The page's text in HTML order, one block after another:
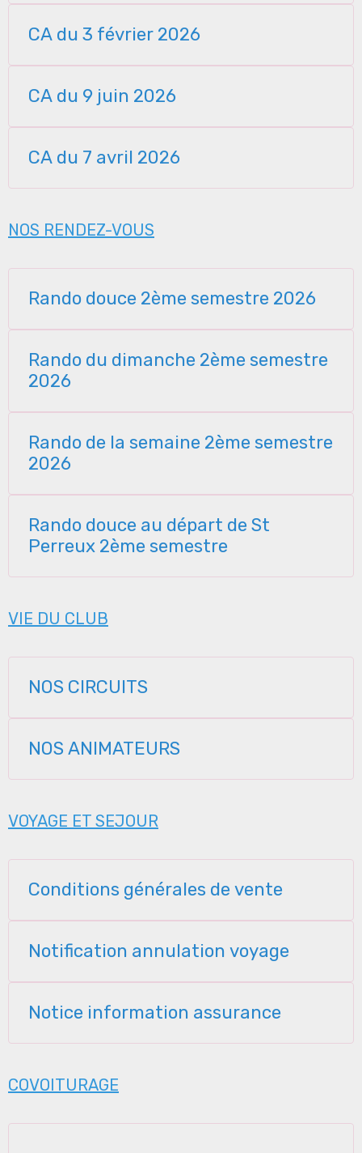
CA du 3 février 2026
CA du 9 juin 2026
CA du 7 avril 2026
NOS RENDEZ-VOUS
Rando douce 2ème semestre 2026
Rando du dimanche 2ème semestre
2026
Rando de la semaine 2ème semestre
2026
Rando douce au départ de St
Perreux 2ème semestre
VIE DU CLUB
NOS CIRCUITS
NOS ANIMATEURS
VOYAGE ET SEJOUR
Conditions générales de vente
Notification annulation voyage
Notice information assurance
COVOITURAGE